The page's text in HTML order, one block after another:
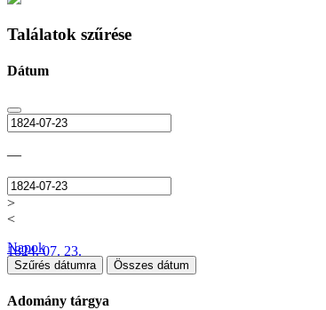
Találatok szűrése
Dátum
—
>
<
1824. 07. 23.
Napok
Szűrés dátumra Összes dátum
Adomány tárgya